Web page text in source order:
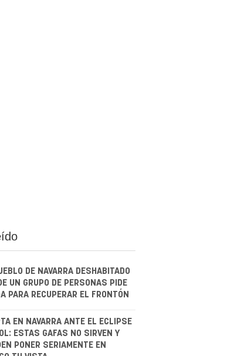
DE NAVARRA DESHABITADO
UN GRUPO DE PERSONAS PIDE
PARA RECUPERAR EL FRONTÓN
EN NAVARRA ANTE EL ECLIPSE
ESTAS GAFAS NO SIRVEN Y
PONER SERIAMENTE EN